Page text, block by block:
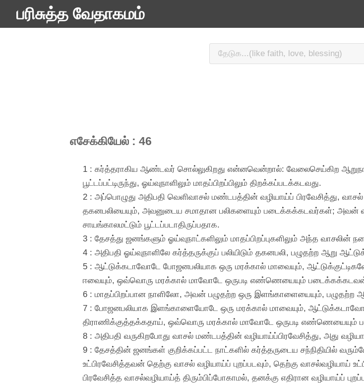
பரிசுத்த வேதாகமம்
எசேக்கியேல் : 46
1 : கர்த்தராகிய ஆண்டவர் சொல்லுகிறது என்னவென்றால்: வேலைசெய்கிற
பூட்டப்பட்டிருந்து, ஓய்வுநாளிலும் மாதப்பிறப்பிலும் திறக்கப்படக்கடவது.
2 : அப்பொழுது அதிபதி வெளிவாசல் மண்டபத்தின் வழியாய்ப் பிரவேசித்து,
தகனபலியையும், அவனுடைய சமாதான பலிகளையும் படைக்கக்கடவர்கள்; அவன்
சாயங்காலமட்டும் பூட்டப்படாதிருப்பதாக.
3 : தேசத்து ஜனங்களும் ஓய்வுநாட்களிலும் மாதப்பிறப்புகளிலும் அந்த
4 : அதிபதி ஓய்வுநாளிலே கர்த்தருக்குப் பலியிடும் தகனபலி, பழுதற்ற ஆறு
5 : ஆட்டுக்கடாவோடே போஜனபலியாக ஒரு மரக்கால் மாவையும்,
ஈவையும், ஒவ்வொரு மரக்கால் மாவோடே ஒருபடி எண்ணெயையும்
6 : மாதப்பிறப்பான நாளிலோ, அவன் பழுதற்ற ஒரு இளங்காளையையும், பழுதற்ற
7 : போஜனபலியாக இளங்காளையோடே ஒரு மரக்கால் மாவையும்,
திராணிக்குத்தக்கதாய், ஒவ்வொரு மரக்கால் மாவோடே ஒருபடி
8 : அதிபதி வருகிறபோது வாசல் மண்டபத்தின் வழியாய்ப்பிரவேசித்து, அது
9 : தேசத்தின் ஜனங்கள் குறிக்கப்பட்ட நாட்களில் கர்த்தருடைய சந்நிதியில்
உட்பிரவேசித்தவன் தெற்கு வாசல் வழியாய்ப் புறப்படவும், தெற்கு வாசல்வழியாய்
பிரவேசித்த வாசல்வழியாய்த் திரும்பிப்போகாமல், தனக்கு எதிரான வழியாய்ப்